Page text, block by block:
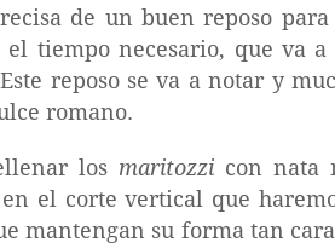
de un buen reposo
tiempo necesario, que va
reposo se va a notar y
romano.
los maritozzicon nata
el corte vertical que
mantengan su forma tan